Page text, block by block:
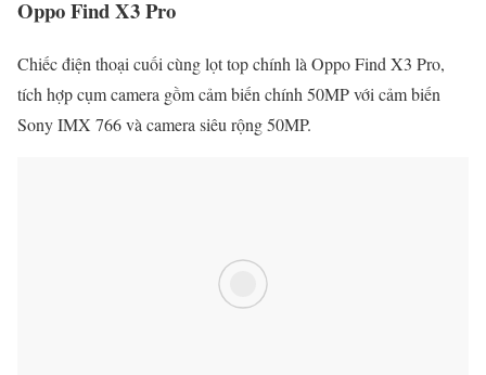
Oppo Find X3 Pro
Chiếc điện thoại cuối cùng lọt top chính là Oppo Find X3 Pro,
tích hợp cụm camera gồm cảm biến chính 50MP với cảm biến
Sony IMX 766 và camera siêu rộng 50MP.